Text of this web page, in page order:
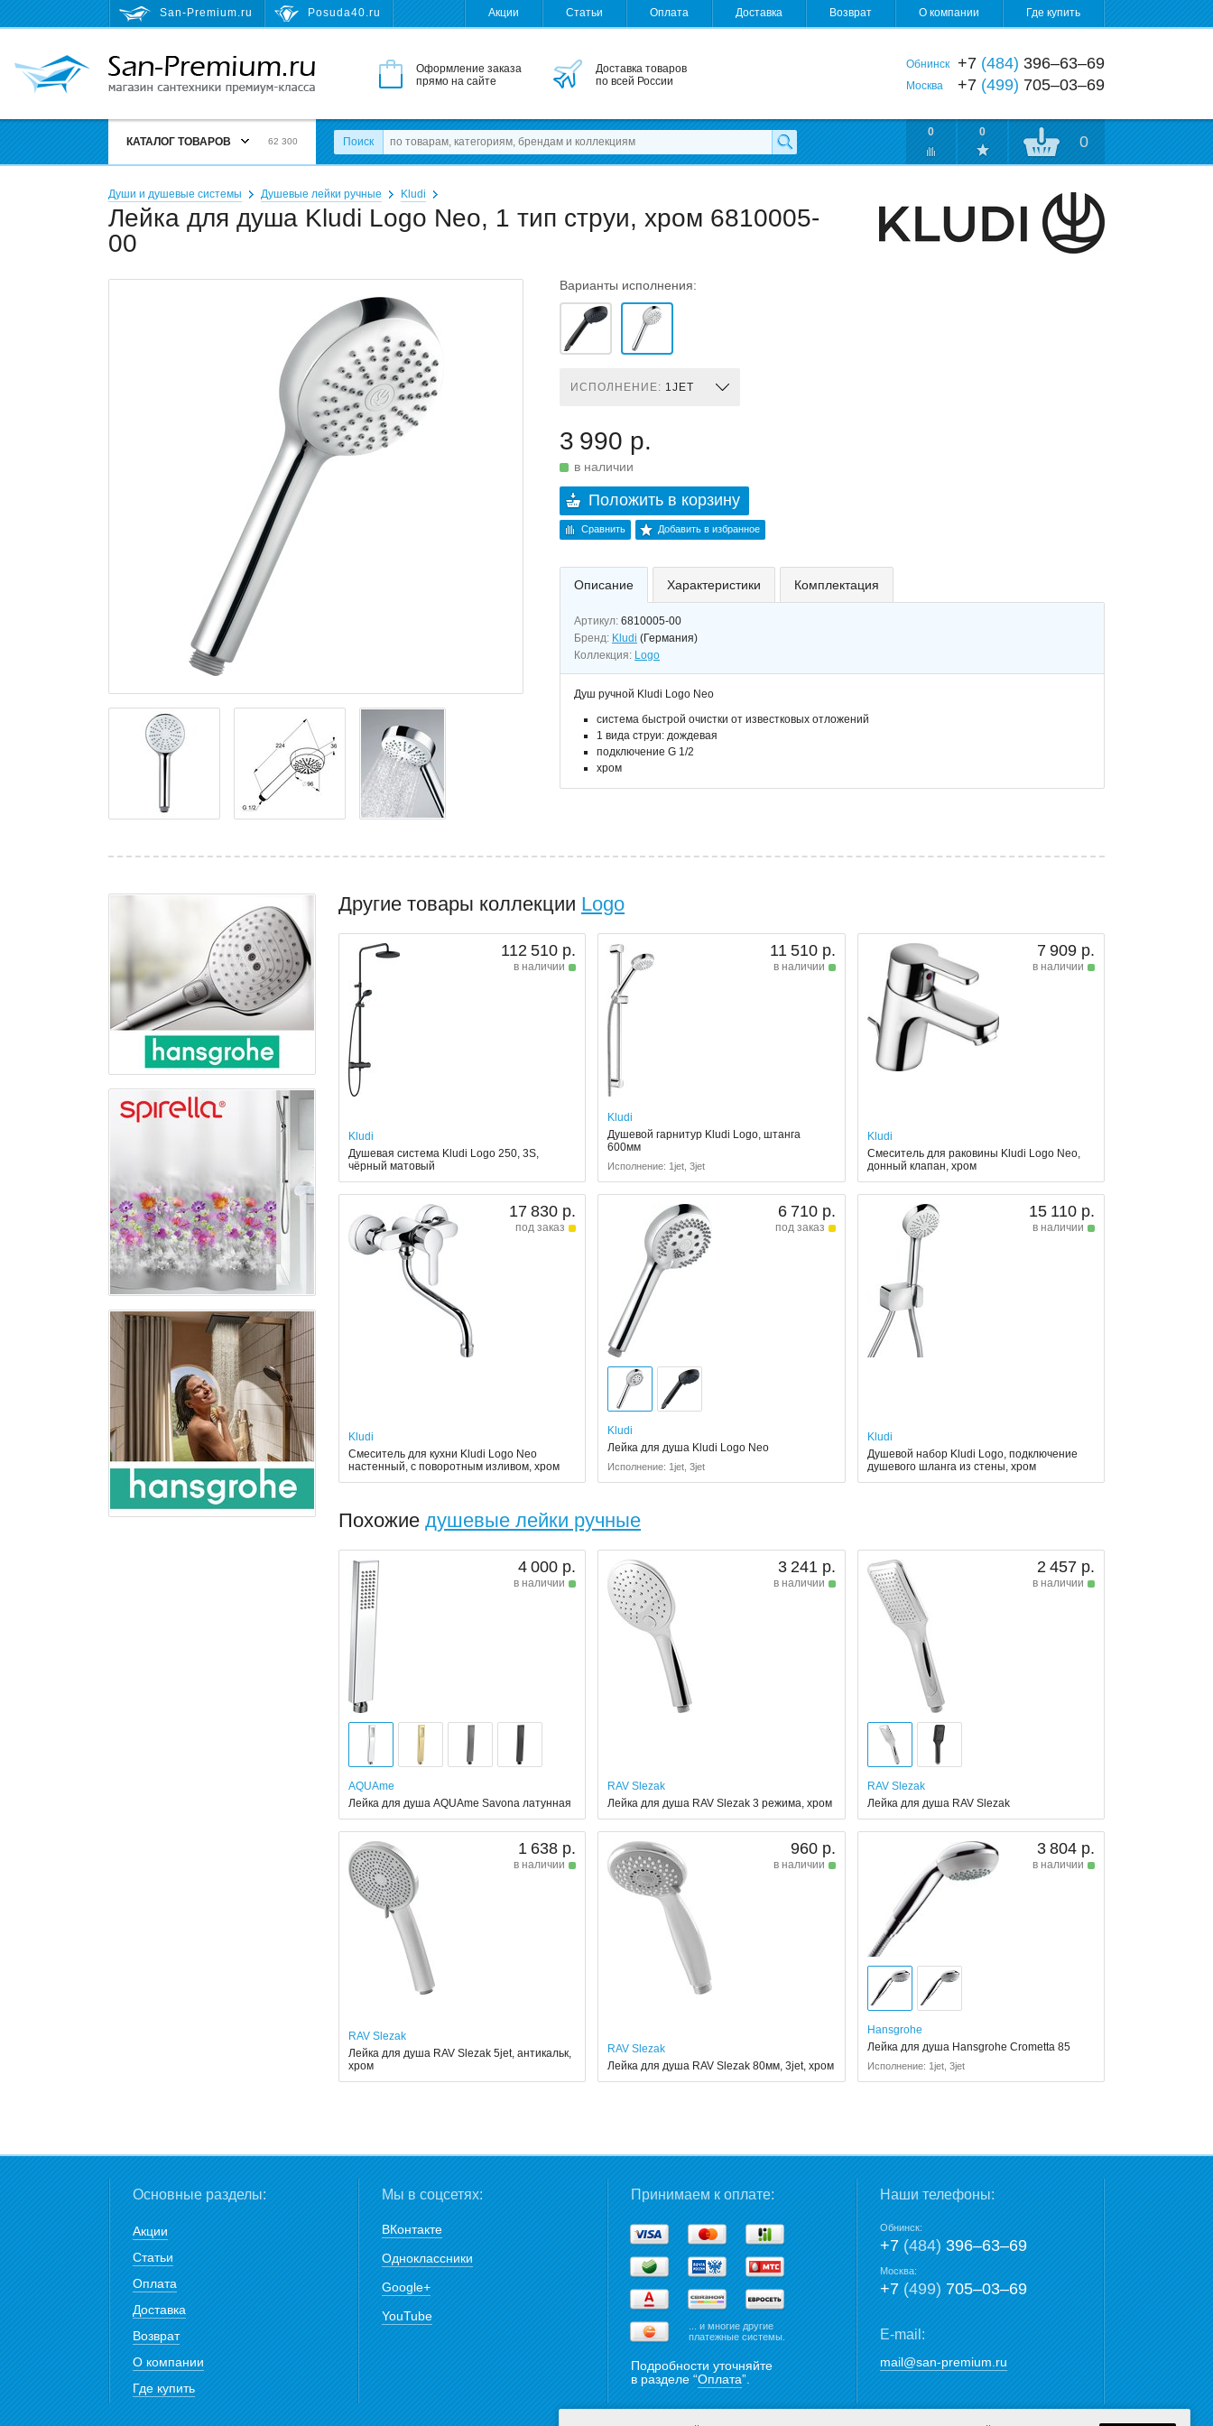
San-Premium.ru Posuda40.ru Акции Статьи Оплата Доставка Возврат О компании Где купить
Оформление заказа
прямо на сайте
Доставка товаров
по всей России
Обнинск +7 (484) 396‒63‒69
Москва +7 (499) 705‒03‒69
КАТАЛОГ ТОВАРОВ 62 300 Поиск
0 0
0
Души и душевые системы Душевые лейки ручные Kludi
Лейка для душа Kludi Logo Neo, 1 тип струи, хром 6810005-
00
Варианты исполнения:
ИСПОЛНЕНИЕ: 1JET
3 990 р.
в наличии
Положить в корзину
Сравнить Добавить в избранное
Описание Характеристики Комплектация
Артикул: 6810005-00
Бренд: Kludi (Германия)
Коллекция: Logo
Душ ручной Kludi Logo Neo
система быстрой очистки от известковых отложений
1 вида струи: дождевая
подключение G 1/2
хром
Другие товары коллекции Logo
112 510 р.
в наличии
Kludi
Душевая система Kludi Logo 250, 3S,
чёрный матовый
11 510 р.
в наличии
Kludi
Душевой гарнитур Kludi Logo, штанга
600мм
Исполнение: 1jet, 3jet
7 909 р.
в наличии
Kludi
Смеситель для раковины Kludi Logo Neo,
донный клапан, хром
17 830 р.
под заказ
Kludi
Смеситель для кухни Kludi Logo Neo
настенный, с поворотным изливом, хром
6 710 р.
под заказ
Kludi
Лейка для душа Kludi Logo Neo
Исполнение: 1jet, 3jet
15 110 р.
в наличии
Kludi
Душевой набор Kludi Logo, подключение
душевого шланга из стены, хром
Похожие душевые лейки ручные
4 000 р.
в наличии
AQUAme
Лейка для душа AQUAme Savona латунная
3 241 р.
в наличии
RAV Slezak
Лейка для душа RAV Slezak 3 режима, хром
2 457 р.
в наличии
RAV Slezak
Лейка для душа RAV Slezak
1 638 р.
в наличии
RAV Slezak
Лейка для душа RAV Slezak 5jet, антикальк,
хром
960 р.
в наличии
RAV Slezak
Лейка для душа RAV Slezak 80мм, 3jet, хром
3 804 р.
в наличии
Hansgrohe
Лейка для душа Hansgrohe Crometta 85
Исполнение: 1jet, 3jet
Основные разделы:
Акции
Статьи
Оплата
Доставка
Возврат
О компании
Где купить
Мы в соцсетях:
ВКонтакте
Одноклассники
Google+
YouTube
Принимаем к оплате:
... и многие другие
платежные системы.
Подробности уточняйте
в разделе “Оплата”.
Наши телефоны:
Обнинск:
+7(484)396‒63‒69
Москва:
+7(499)705‒03‒69
E-mail:
mail@san-premium.ru